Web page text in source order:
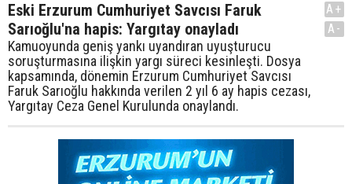
Eski Erzurum Cumhuriyet Savcısı Faruk
Sarıoğlu'na hapis: Yargıtay onayladı
Kamuoyunda geniş yankı uyandıran uyuşturucu
soruşturmasına ilişkin yargı süreci kesinleşti. Dosya
kapsamında, dönemin Erzurum Cumhuriyet Savcısı
Faruk Sarıoğlu hakkında verilen 2 yıl 6 ay hapis cezası,
Yargıtay Ceza Genel Kurulunda onaylandı.
A+
A-